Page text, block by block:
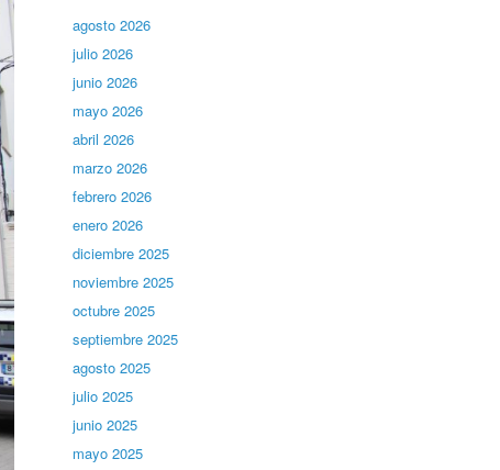
agosto 2026
julio 2026
junio 2026
mayo 2026
abril 2026
marzo 2026
febrero 2026
enero 2026
diciembre 2025
noviembre 2025
octubre 2025
septiembre 2025
agosto 2025
julio 2025
junio 2025
mayo 2025